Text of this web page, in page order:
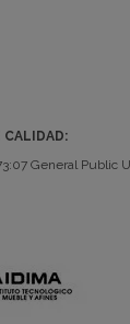
CALIDAD:
General Public